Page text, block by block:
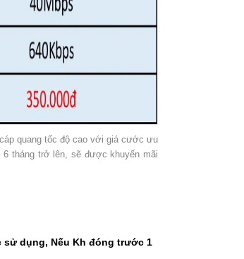
quang tốc độ cao với giá cước ưu
tháng trở lên, sẽ được khuyến mãi
sử dụng, Nếu Kh đóng trước 1